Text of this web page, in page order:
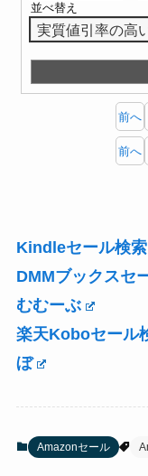
並べ替え
前へ
前へ
Kindleセール検
DMMブックスセ
むむーぶ
楽天Koboセール
ぼ
Amazonセール